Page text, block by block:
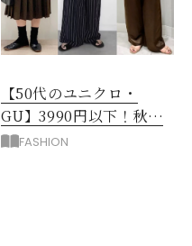
【50代のユニクロ・
GU】3990円以下！秋ま
ではける涼しげボトムス3
FASHION